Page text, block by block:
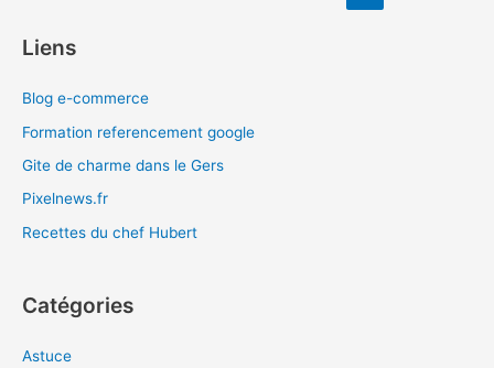
par
un
Liens
Blog e-commerce
Formation referencement google
Gite de charme dans le Gers
Pixelnews.fr
Recettes du chef Hubert
Catégories
Astuce